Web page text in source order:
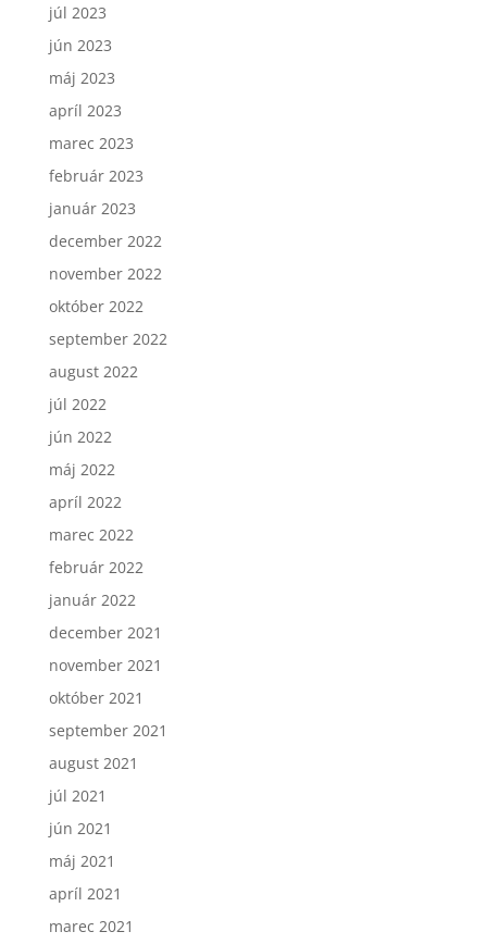
júl 2023
jún 2023
máj 2023
apríl 2023
marec 2023
február 2023
január 2023
december 2022
november 2022
október 2022
september 2022
august 2022
júl 2022
jún 2022
máj 2022
apríl 2022
marec 2022
február 2022
január 2022
december 2021
november 2021
október 2021
september 2021
august 2021
júl 2021
jún 2021
máj 2021
apríl 2021
marec 2021